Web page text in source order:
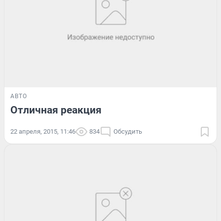
АВТО
Отличная реакция
22 апреля, 2015, 11:46 834 Обсудить